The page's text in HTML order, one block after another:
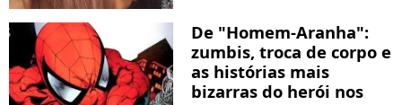
De "Homem-Aranha":
zumbis, troca de corpo e
as histórias mais
bizarras do herói nos